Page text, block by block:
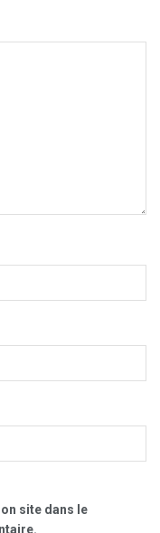
site dans le